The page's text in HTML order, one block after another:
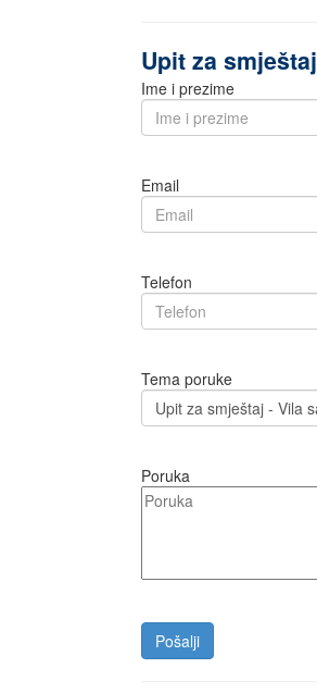
Upit za smještaj
Ime i prezime
Email
Telefon
Tema poruke
Poruka